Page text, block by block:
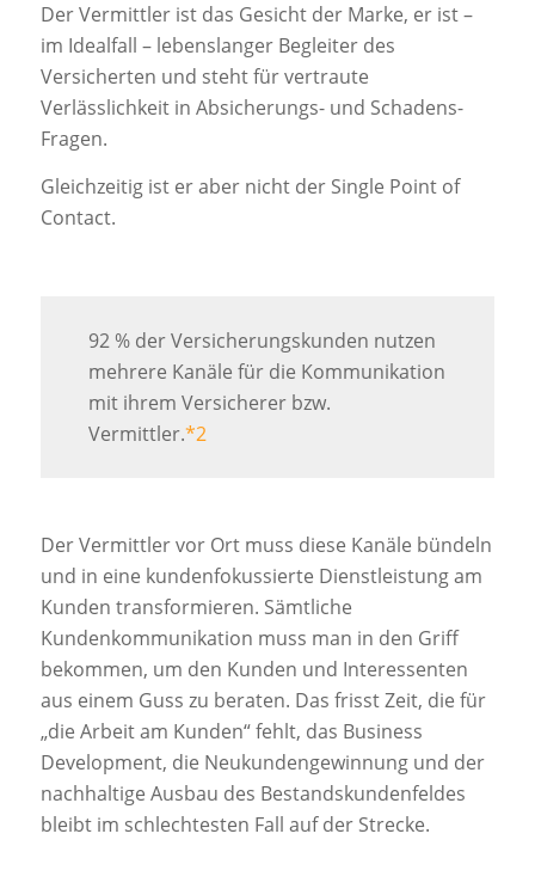
Der Vermittler ist das Gesicht der Marke, er ist –
im Idealfall – lebenslanger Begleiter des
Versicherten und steht für vertraute
Verlässlichkeit in Absicherungs- und Schadens-
Fragen.
Gleichzeitig ist er aber nicht der Single Point of
Contact.
92 % der Versicherungskunden nutzen
mehrere Kanäle für die Kommunikation
mit ihrem Versicherer bzw.
Vermittler.*2
Der Vermittler vor Ort muss diese Kanäle bündeln
und in eine kundenfokussierte Dienstleistung am
Kunden transformieren. Sämtliche
Kundenkommunikation muss man in den Griff
bekommen, um den Kunden und Interessenten
aus einem Guss zu beraten. Das frisst Zeit, die für
„die Arbeit am Kunden“ fehlt, das Business
Development, die Neukundengewinnung und der
nachhaltige Ausbau des Bestandskundenfeldes
bleibt im schlechtesten Fall auf der Strecke.